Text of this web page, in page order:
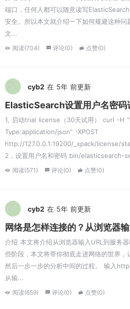
端口，任何人都可以随意读写
安全。所以本文就介绍一下如何规避这种问
文...
阅读(704) 评论(0) 点赞(0)
cyb2 在 5年 前更新
ElasticSearch设置用户名密码
1, 启动trial license（30天试用） curl -H
Type:application/json" -XPOST
http://127.0.0.1:19200/_xpack/license/
2，设置用户名和密码 bin/elasticsearch-
阅读(571) 评论(0) 点赞(0)
cyb2 在 5年 前更新
网络是怎样连接的？从浏览器
介绍 本文将介绍从浏览器输入URL到服务
些阶段，本文将带你彻底走进网络的世界，
然后一步一步的分析中间的过程。 输入
从输...
阅读(659) 评论(0) 点赞(0)